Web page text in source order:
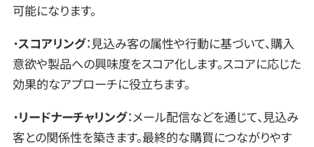
可能になります。
・スコアリング：見込み客の属性や行動に基づいて、購入
意欲や製品への興味度をスコア化します。スコアに応じた
効果的なアプローチに役立ちます。
・リードナーチャリング：メール配信などを通じて、見込み
客との関係性を築きます。最終的な購買につながりやす